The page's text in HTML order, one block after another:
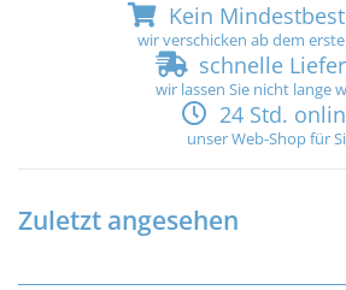
Kein
wir verschicken ab dem
schnelle
wir lassen Sie nicht lange
24 Std.
unser Web-Shop für
Zuletzt angesehen